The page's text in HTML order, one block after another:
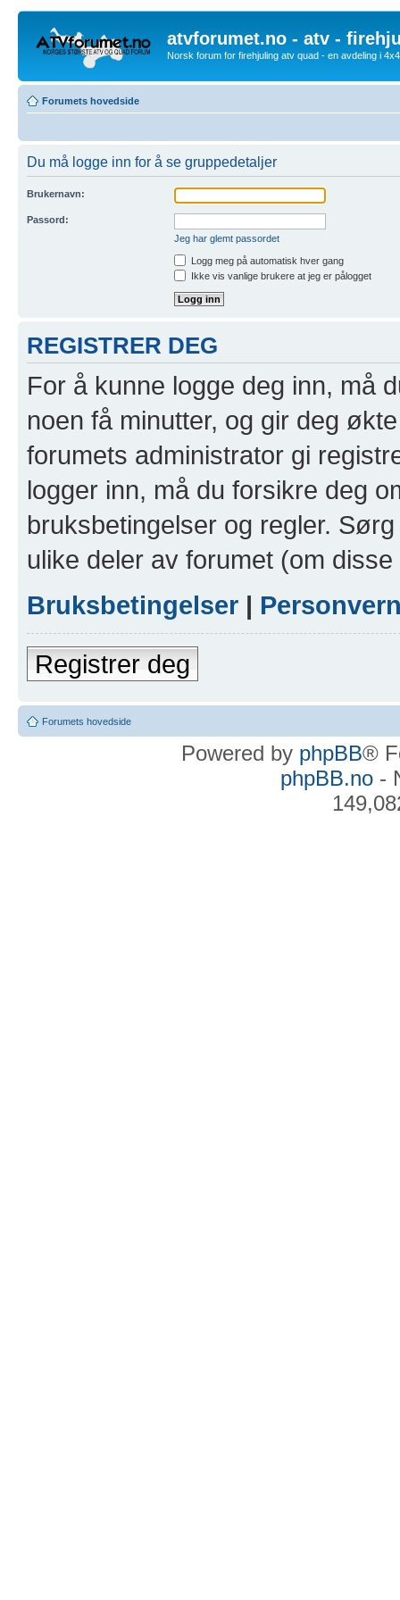
atvforumet.no - atv -
Norsk forum for firehjuling atv quad - en avdeling i
Forumets hovedside
Du må logge inn for å se gruppedetaljer
Brukernavn:
Passord:
Jeg har glemt passordet
Logg meg på automatisk hver gang
Ikke vis vanlige brukere at jeg er pålogget
REGISTRER DEG
For å kunne logge deg inn, må
noen få minutter, og gir deg
forumets administrator gi
logger inn, må du forsikre deg
bruksbetingelser og regler.
ulike deler av forumet (om
Bruksbetingelser |
Registrer deg
Forumets hovedside
Powered by phpBB®
phpBB.no-